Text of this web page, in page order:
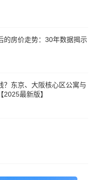
的房价走势：30年数据揭示
？东京、大阪核心区公寓与
最新版】